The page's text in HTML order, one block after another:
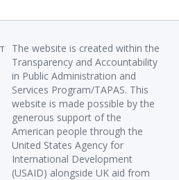
The website is created within the
Transparency and Accountability
in Public Administration and
Services Program/TAPAS. This
website is made possible by the
generous support of the
American people through the
United States Agency for
International Development
(USAID) alongside UK aid from